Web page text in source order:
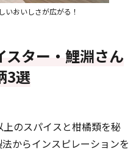
いおいしさが広がる！
スター・鯉淵さん
3選
のスパイスと柑橘類を秘
からインスピレーションを